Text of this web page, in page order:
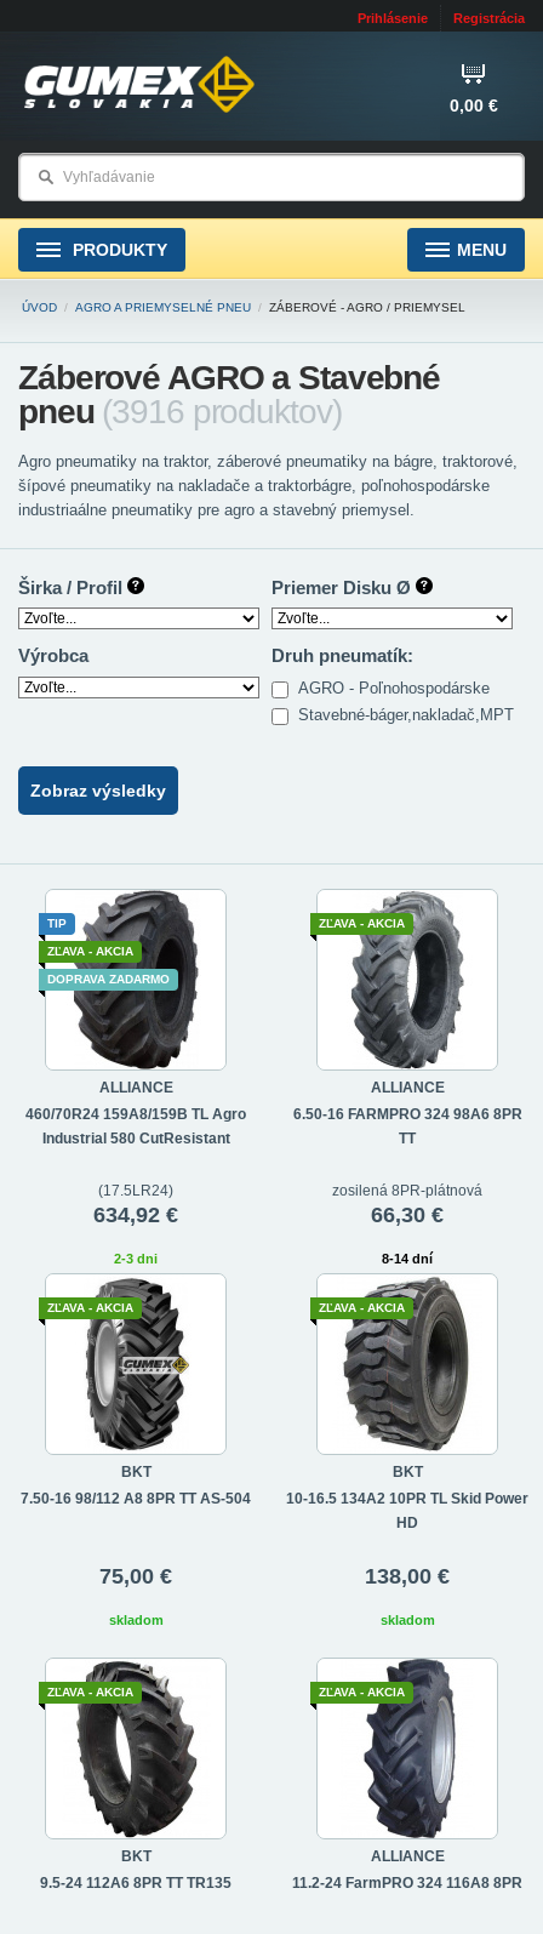
Prihlásenie Registrácia
0,00 €
PRODUKTY MENU
ÚVOD / AGRO A PRIEMYSELNÉ PNEU / ZÁBEROVÉ - AGRO / PRIEMYSEL
Záberové AGRO a Stavebné
pneu (3916 produktov)
Agro pneumatiky na traktor, záberové pneumatiky na bágre, traktorové,
šípové pneumatiky na nakladače a traktorbágre, poľnohospodárske
industriaálne pneumatiky pre agro a stavebný priemysel.
Širka / Profil Priemer Disku Ø
Výrobca Druh pneumatík:
AGRO - Poľnohospodárske
Stavebné-báger,nakladač,MPT
Zobraz výsledky
ALLIANCE
460/70R24 159A8/159B TL Agro
Industrial 580 CutResistant
TIP
ZĽAVA - AKCIA
DOPRAVA ZADARMO
(17.5LR24)
634,92 €
2-3 dni
ALLIANCE
6.50-16 FARMPRO 324 98A6 8PR
TT
ZĽAVA - AKCIA
zosilená 8PR-plátnová
66,30 €
8-14 dní
BKT
7.50-16 98/112 A8 8PR TT AS-504
ZĽAVA - AKCIA
75,00 €
skladom
BKT
10-16.5 134A2 10PR TL Skid Power
HD
ZĽAVA - AKCIA
138,00 €
skladom
BKT
9.5-24 112A6 8PR TT TR135
ZĽAVA - AKCIA
ALLIANCE
11.2-24 FarmPRO 324 116A8 8PR
ZĽAVA - AKCIA